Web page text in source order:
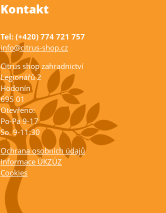
Kontakt
Tel: (+420) 774 721 757
info@citrus-shop.cz
Citrus shop zahradnictví
Legionářů 2
Hodonín
695 01
Otevřeno:
Po-Pá 9-17
So 9-11:30
Ochrana osobních údajů
Informace ÚKZÚZ
Cookies